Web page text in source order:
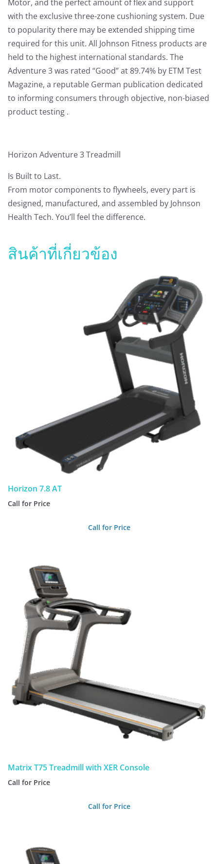
Motor, and the perfect amount of flex and support
with the exclusive three-zone cushioning system. Due
to popularity there may be extended shipping time
required for this unit. All Johnson Fitness products are
held to the highest international standards. The
Adventure 3 was rated “Good” at 89.74% by ETM Test
Magazine, a reputable German publication dedicated
to informing consumers through objective, non-biased
product testing .
Horizon Adventure 3 Treadmill
Is Built to Last.
From motor components to flywheels, every part is
designed, manufactured, and assembled by Johnson
Health Tech. You’ll feel the difference.
สินค้าที่เกี่ยวข้อง
Horizon 7.8 AT
Call for Price
Call for Price
Matrix T75 Treadmill with XER Console
Call for Price
Call for Price